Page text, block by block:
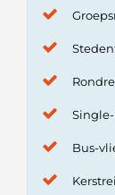
Bus-